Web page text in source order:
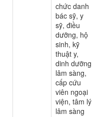
chức danh
bác sỹ, y
sỹ, điều
dưỡng, hộ
sinh, kỹ
thuật y,
dinh dưỡng
lâm sàng,
cấp cứu
viên ngoại
viện, tâm lý
lâm sàng